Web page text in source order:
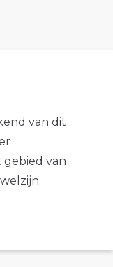
van dit
gebied van